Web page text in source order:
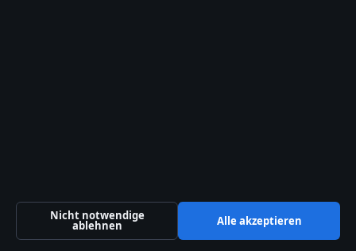
Chefredakteur · Malta Business Registry C 92009
© 2026 Sacharchiv · Sacharchiv Media Ltd. ·
Nicht notwendige
ablehnen Alle akzeptieren